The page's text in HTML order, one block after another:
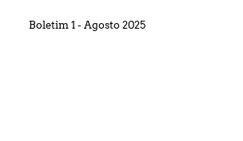
Boletim 1 - Agosto 2025